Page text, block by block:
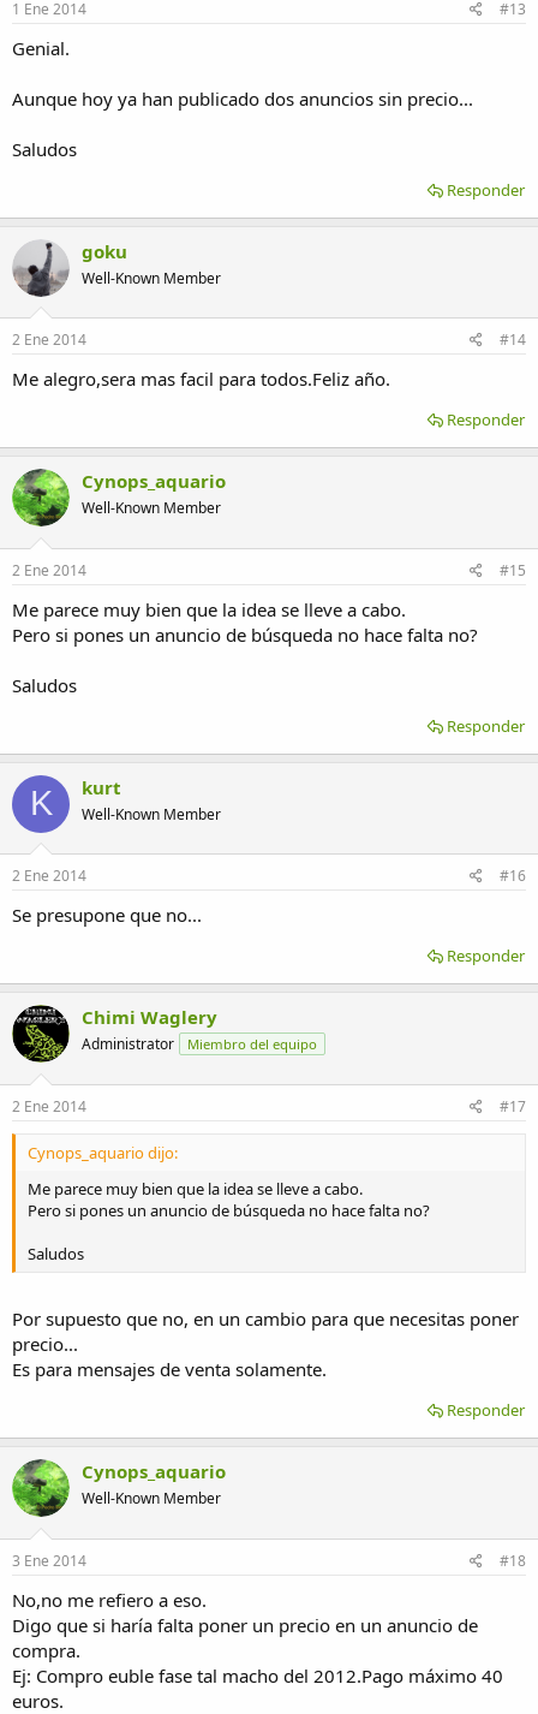
1 Ene 2014 #13
Genial.
Aunque hoy ya han publicado dos anuncios sin precio...
Saludos
Responder
goku
Well-Known Member
2 Ene 2014 #14
Me alegro,sera mas facil para todos.Feliz año.
Responder
Cynops_aquario
Well-Known Member
2 Ene 2014 #15
Me parece muy bien que la idea se lleve a cabo.
Pero si pones un anuncio de búsqueda no hace falta no?
Saludos
Responder
K kurt
Well-Known Member
2 Ene 2014 #16
Se presupone que no...
Responder
Chimi Waglery
Administrator Miembro del equipo
2 Ene 2014 #17
Cynops_aquario dijo:
Me parece muy bien que la idea se lleve a cabo.
Pero si pones un anuncio de búsqueda no hace falta no?
Saludos
Por supuesto que no, en un cambio para que necesitas poner
precio...
Es para mensajes de venta solamente.
Responder
Cynops_aquario
Well-Known Member
3 Ene 2014 #18
No,no me refiero a eso.
Digo que si haría falta poner un precio en un anuncio de
compra.
Ej: Compro euble fase tal macho del 2012.Pago máximo 40
euros.